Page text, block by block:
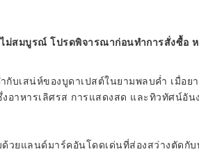
สมบูรณ์ โปรดพิจารณาก่อนทำการสั่งซื้อ
บเสน่ห์ของบูดาเปสต์ในยามพลบค่ำ เมื่อย
อาหารเลิศรส การแสดงสด และทิวทัศน์อั
วยแลนด์มาร์คอันโดดเด่นที่ส่องสว่างตัดกับ